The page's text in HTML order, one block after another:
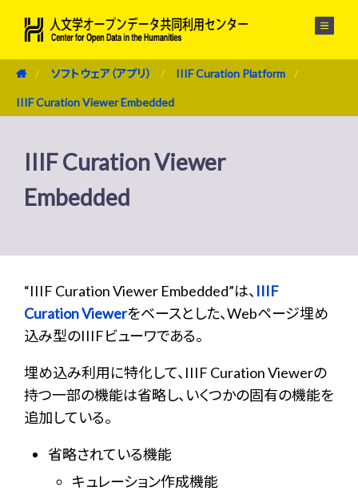
ソフトウェア（アプリ） IIIF Curation Platform
IIIF Curation Viewer Embedded
IIIF Curation Viewer
Embedded
“IIIF Curation Viewer Embedded”は、 IIIF
Curation Viewerをベースとした、Webページ埋め
込み型のIIIFビューワである。
埋め込み利用に特化して、IIIF Curation Viewerの
持つ一部の機能は省略し、いくつかの固有の機能を
追加している。
省略されている機能
キュレーション作成機能